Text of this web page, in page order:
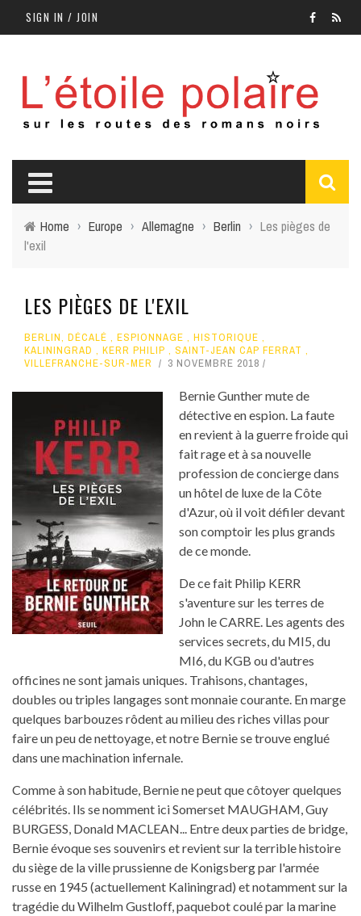
SIGN IN / JOIN
Home › Europe › Allemagne › Berlin › Les pièges de
l'exil
LES PIÈGES DE L'EXIL
BERLIN, DÉCALÉ , ESPIONNAGE , HISTORIQUE ,
KALININGRAD , KERR PHILIP , SAINT-JEAN CAP FERRAT ,
VILLEFRANCHE-SUR-MER
3 NOVEMBRE 2018
Bernie Gunther mute de
détective en espion. La faute
en revient à la guerre froide qui
fait rage et à sa nouvelle
profession de concierge dans
un hôtel de luxe de la Côte
d'Azur, où il voit défiler devant
son comptoir les plus grands
de ce monde.
De ce fait Philip KERR
s'aventure sur les terres de
John le CARRE. Les agents des
services secrets, du MI5, du
MI6, du KGB ou d'autres
officines ne sont jamais uniques. Trahisons, chantages,
doubles ou triples langages sont monnaie courante. En marge
quelques barbouzes rôdent au milieu des riches villas pour
faire un peu de nettoyage, et notre Bernie se trouve englué
dans une machination infernale.
Comme à son habitude, Bernie ne peut que côtoyer quelques
célébrités. Ils se nomment ici Somerset MAUGHAM, Guy
BURGESS, Donald MACLEAN... Entre deux parties de bridge,
Bernie évoque ses souvenirs et revient sur la terrible histoire
du siège de la ville prussienne de Konigsberg par l'armée
russe en 1945 (actuellement Kaliningrad) et notamment sur la
tragédie du Wilhelm Gustloff, paquebot coulé par la marine